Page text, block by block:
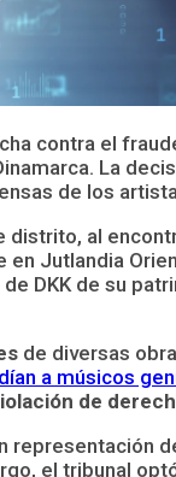
contra el
La
de los
al
Jutlandia
DKK de su
de diversas
a músicos
de
representación
el tribunal